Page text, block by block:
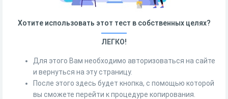
Хотите использовать этот тест в собственных целях?
ЛЕГКО!
Для этого Вам необходимо авторизоваться на сайте
и вернуться на эту страницу.
После этого здесь будет кнопка, с помощью которой
вы сможете перейти к процедуре копирования.